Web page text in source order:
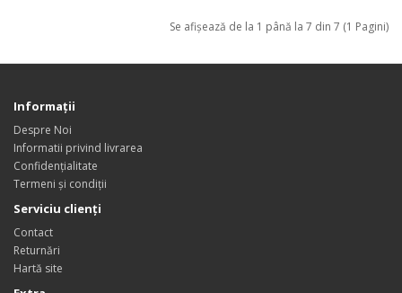
Se afişează de la 1 până la 7 din 7 (1 Pagini)
Informații
Despre Noi
Informatii privind livrarea
Confidențialitate
Termeni și condiții
Serviciu clienți
Contact
Returnări
Hartă site